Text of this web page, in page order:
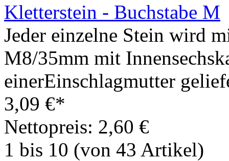
Kletterstein - Buchstabe M
Jeder einzelne Stein wird
M8/35mm mit
einerEinschlagmutter
3,09 €*
Nettopreis: 2,60 €
1 bis 10 (von 43 Artikel)